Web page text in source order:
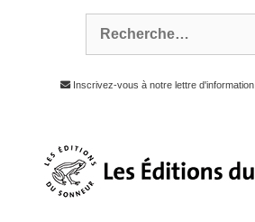
Inscrivez-vous à notre lettre d'information